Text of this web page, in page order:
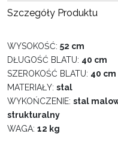
Szczegóły Produktu
WYSOKOŚĆ: 52 cm
DŁUGOŚĆ BLATU: 40 cm
SZEROKOŚĆ BLATU: 40 cm
MATERIAŁY: stal
WYKOŃCZENIE: stal
strukturalny
WAGA: 12 kg